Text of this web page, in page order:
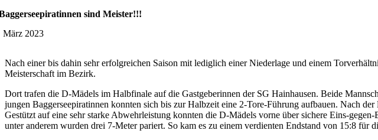
sind Meister!!!
März 2023
Nach einer bis dahin sehr erfolgreichen Saison mit lediglich einer Niederlage und einem
Meisterschaft im Bezirk.
Dort trafen die D-Mädels im Halbfinale auf die Gastgeberinnen der SG Hainhausen. Beide
jungen Baggerseepiratinnen konnten sich bis zur Halbzeit eine 2-Tore-Führung aufbauen. Nach
Gestützt auf eine sehr starke Abwehrleistung konnten die D-Mädels vorne über sichere Eins-
unter anderem wurden drei 7-Meter pariert. So kam es zu einem verdienten Endstand von 15:8 für